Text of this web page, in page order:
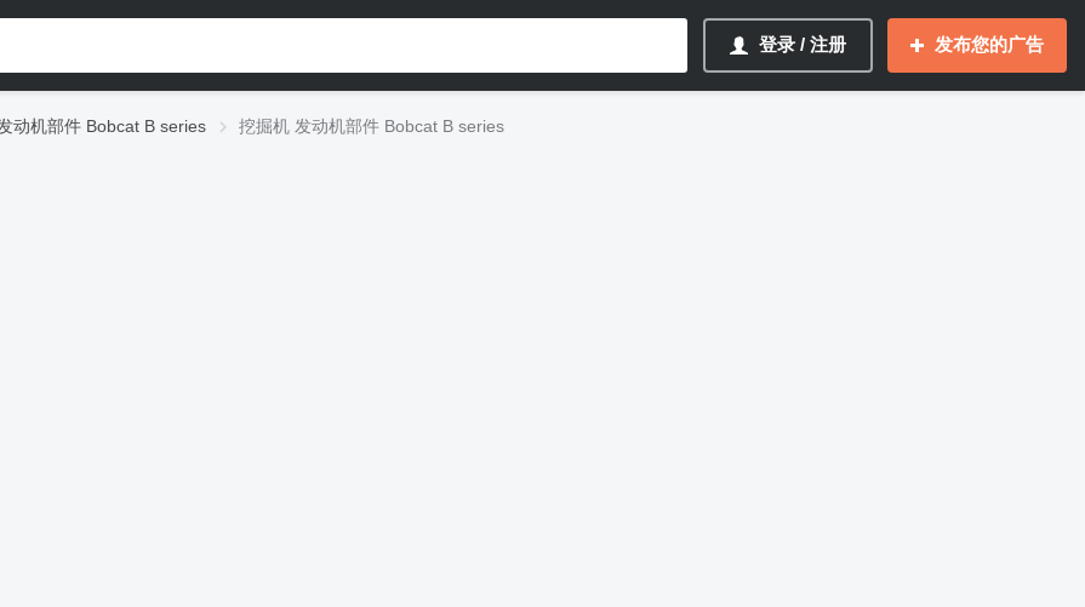
登录 / 注册 发布您的广告
动机部件 Bobcat B series 挖掘机 发动机部件 Bobcat B series